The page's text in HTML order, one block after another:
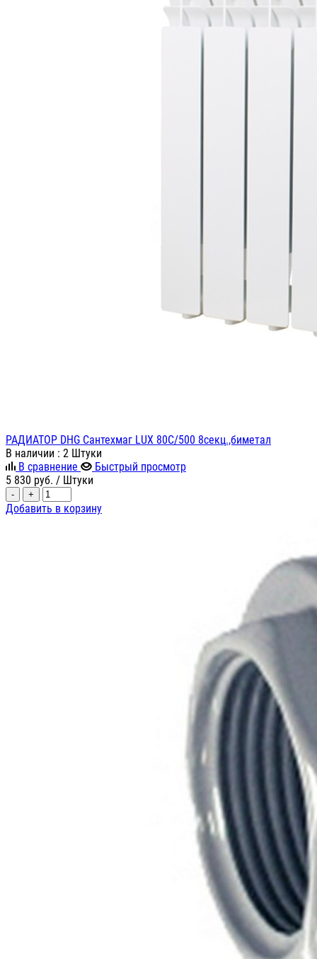
РАДИАТОР DHG Сантехмаг LUX 80С/500 8секц.,биметал
В наличии : 2 Штуки
В сравнение
Быстрый просмотр
5 830 руб. / Штуки
- +
Добавить в корзину